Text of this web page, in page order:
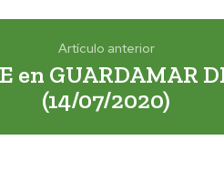
Artículo anterior
en GUARDAMAR
(14/07/2020)